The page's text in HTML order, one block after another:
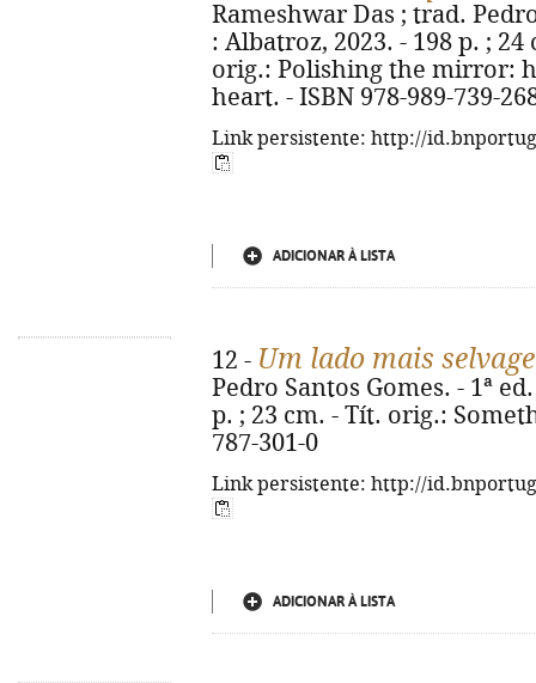
Rameshwar Das ; trad.
: Albatroz, 2023. - 198 p. ;
orig.: Polishing the mirror:
heart. - ISBN 978-989-739-
Link persistente: http://
ADICIONAR À LISTA
12 - Um lado mais
Pedro Santos Gomes. - 1ª
p. ; 23 cm. - Tít. orig.:
787-301-0
Link persistente: http://
ADICIONAR À LISTA